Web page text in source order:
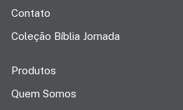
Contato
Coleção Bíblia Jornada
Produtos
Quem Somos